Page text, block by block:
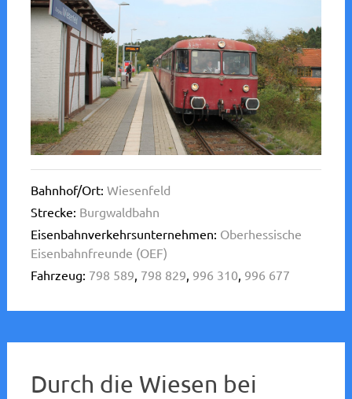
Bahnhof/Ort: Wiesenfeld
Strecke: Burgwaldbahn
Eisenbahnverkehrsunternehmen: Oberhessische
Eisenbahnfreunde (OEF)
Fahrzeug: 798 589, 798 829, 996 310, 996 677
Durch die Wiesen bei